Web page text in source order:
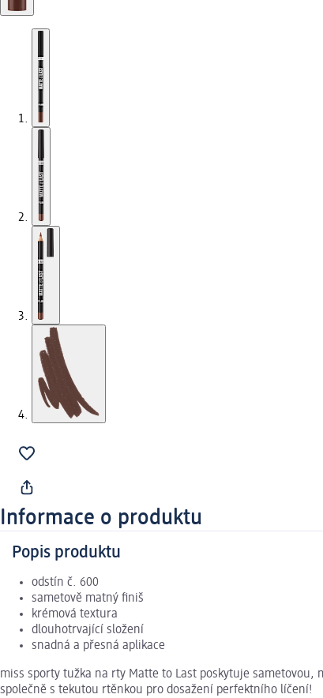
Informace o produktu
Popis produktu
odstín č. 600
sametově matný finiš
krémová textura
dlouhotrvající složení
snadná a přesná aplikace
miss sporty tužka na rty Matte to Last poskytuje
společně s tekutou rtěnkou pro dosažení perfektního líčení!